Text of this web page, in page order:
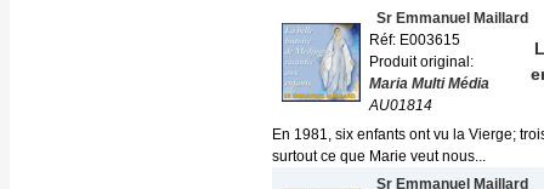
Sr Emmanuel Maillard
Réf: E003615
Produit original:
Maria Multi Média
AU01814
En 1981, six enfants ont vu la Vierge;
surtout ce que Marie veut nous...
Sr Emmanuel Maillard